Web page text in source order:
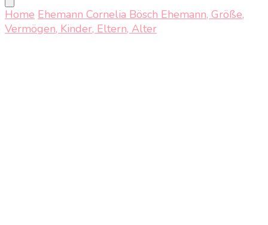
Home Ehemann Cornelia Bösch Ehemann, Größe,
Vermögen, Kinder, Eltern, Alter